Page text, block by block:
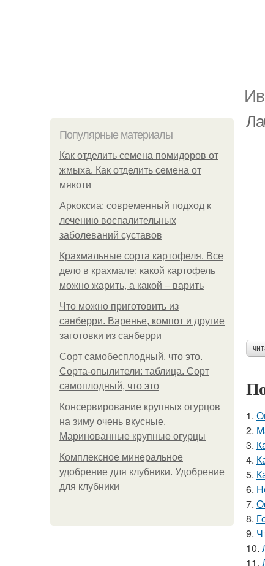
Популярные материалы
Как отделить семена помидоров от
жмыха. Как отделить семена от
мякоти
Аркоксиа: современный подход к
лечению воспалительных
заболеваний суставов
Крахмальные сорта картофеля. Все
дело в крахмале: какой картофель
можно жарить, а какой – варить
Что можно приготовить из
санберри. Варенье, компот и другие
заготовки из санберри
Сорт самобесплодный, что это.
Сорта-опылители: таблица. Сорт
самоплодный, что это
Консервирование крупных огурцов
на зиму очень вкусные.
Маринованные крупные огурцы
Комплексное минеральное
удобрение для клубники. Удобрение
для клубники
1.
2.
3.
4.
5.
6.
7.
8.
9.
10.
11.